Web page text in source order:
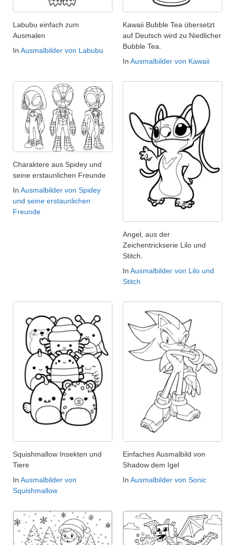
Labubu einfach zum
Ausmalen
In Ausmalbilder von Labubu
Kawaii Bubble Tea übersetzt
auf Deutsch wird zu Niedlicher
Bubble Tea.
In Ausmalbilder von Kawaii
Charaktere aus Spidey und
seine erstaunlichen Freunde
In Ausmalbilder von Spidey
und seine erstaunlichen
Freunde
Angel, aus der
Zeichentrickserie Lilo und
Stitch.
In Ausmalbilder von Lilo und
Stitch
Squishmallow Insekten und
Tiere
In Ausmalbilder von
Squishmallow
Einfaches Ausmalbild von
Shadow dem Igel
In Ausmalbilder von Sonic